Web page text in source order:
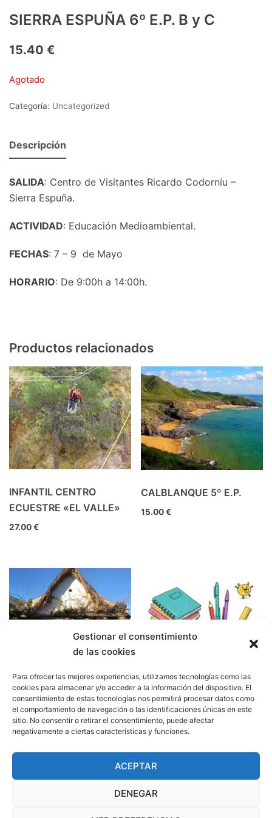
Gestionar el consentimiento
de las cookies
Para ofrecer las mejores experiencias, utilizamos tecnologías como las
cookies para almacenar y/o acceder a la información del dispositivo. El
consentimiento de estas tecnologías nos permitirá procesar datos como
el comportamiento de navegación o las identificaciones únicas en este
sitio. No consentir o retirar el consentimiento, puede afectar
negativamente a ciertas características y funciones.
ACEPTAR
DENEGAR
SIERRA ESPUÑA 6º E.P. B y C
15.40 €
Agotado
Categoría: Uncategorized
Descripción
SALIDA: Centro de Visitantes Ricardo Codorníu –
Sierra Espuña.
ACTIVIDAD: Educación Medioambiental.
FECHAS: 7 – 9 de Mayo
HORARIO: De 9:00h a 14:00h.
Productos relacionados
INFANTIL CENTRO
ECUESTRE «EL VALLE»
27.00€
CALBLANQUE 5º E.P.
15.00€
EXCURSIÓN PRIMERO DE
PRIMARIA Y AULA
5.00€
MATERIAL AULA 3ºC E.P.
20.00€